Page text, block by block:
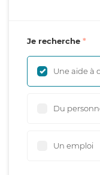
Je recherche
Une aide à
Du
Un emploi